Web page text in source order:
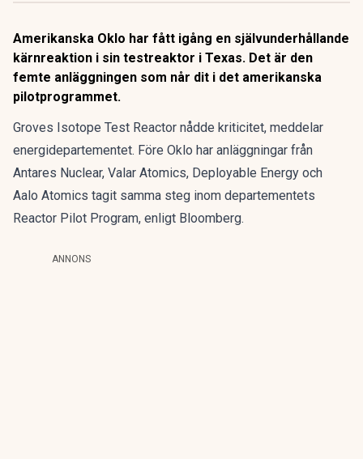
Amerikanska Oklo har fått igång en självunderhållande
kärnreaktion i sin testreaktor i Texas. Det är den
femte anläggningen som når dit i det amerikanska
pilotprogrammet.
Groves Isotope Test Reactor nådde kriticitet, meddelar
energidepartementet. Före Oklo har anläggningar från
Antares Nuclear, Valar Atomics, Deployable Energy och
Aalo Atomics tagit samma steg inom departementets
Reactor Pilot Program, enligt Bloomberg.
ANNONS